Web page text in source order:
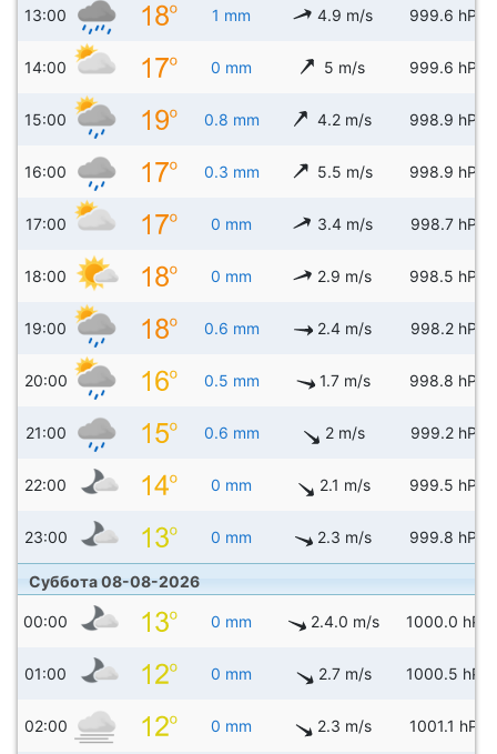
13:00 1 mm 4.9 m/s 999.6 hPa
14:00 0 mm 5 m/s 999.6 hPa
15:00 0.8 mm 4.2 m/s 998.9 hPa
16:00 0.3 mm 5.5 m/s 998.9 hPa
17:00 0 mm 3.4 m/s 998.7 hPa
18:00 0 mm 2.9 m/s 998.5 hPa
19:00 0.6 mm 2.4 m/s 998.2 hPa
20:00 0.5 mm 1.7 m/s 998.8 hPa
21:00 0.6 mm 2 m/s 999.2 hPa
22:00 0 mm 2.1 m/s 999.5 hPa
23:00 0 mm 2.3 m/s 999.8 hPa
Суббота 08-08-2026
00:00 0 mm 2.4.0 m/s 1000.0 hPa
01:00 0 mm 2.7 m/s 1000.5 hPa
02:00 0 mm 2.3 m/s 1001.1 hPa